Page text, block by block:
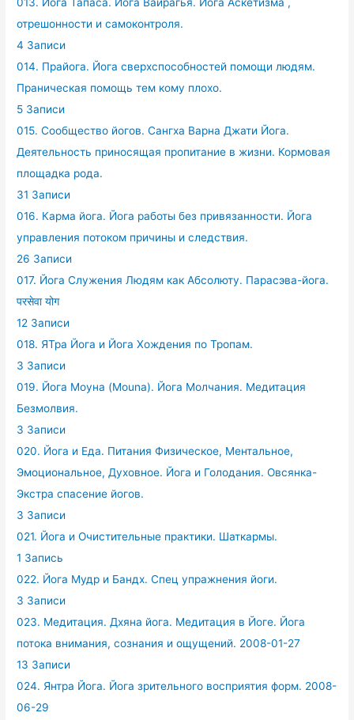
013. Йога Тапаса. Йога Вайрагья. Йога Аскетизма ,
отрешонности и самоконтроля.
4 Записи
014. Прайога. Йога сверхспособностей помощи людям.
Праническая помощь тем кому плохо.
5 Записи
015. Сообщество йогов. Сангха Варна Джати Йога.
Деятельность приносящая пропитание в жизни. Кормовая
площадка рода.
31 Записи
016. Карма йога. Йога работы без привязанности. Йога
управления потоком причины и следствия.
26 Записи
017. Йога Служения Людям как Абсолюту. Парасэва-йога.
परसेवा योग
12 Записи
018. ЯТра Йога и Йога Хождения по Тропам.
3 Записи
019. Йога Моуна (Mouna). Йога Молчания. Медитация
Безмолвия.
3 Записи
020. Йога и Еда. Питания Физическое, Ментальное,
Эмоциональное, Духовное. Йога и Голодания. Овсянка-
Экстра спасение йогов.
3 Записи
021. Йога и Очистительные практики. Шаткармы.
1 Запись
022. Йога Мудр и Бандх. Спец упражнения йоги.
3 Записи
023. Медитация. Дхяна йога. Медитация в Йоге. Йога
потока внимания, сознания и ощущений. 2008-01-27
13 Записи
024. Янтра Йога. Йога зрительного восприятия форм. 2008-
06-29